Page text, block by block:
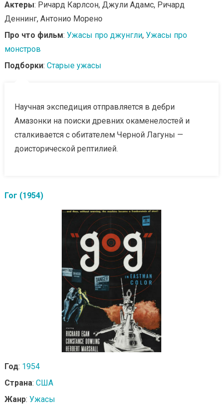
Актеры: Ричард Карлсон, Джули Адамс, Ричард
Деннинг, Антонио Морено
Про что фильм: Ужасы про джунгли, Ужасы про
монстров
Подборки: Старые ужасы
Научная экспедиция отправляется в дебри
Амазонки на поиски древних окаменелостей и
сталкивается с обитателем Черной Лагуны —
доисторической рептилией.
Гог (1954)
Год: 1954
Страна: США
Жанр: Ужасы